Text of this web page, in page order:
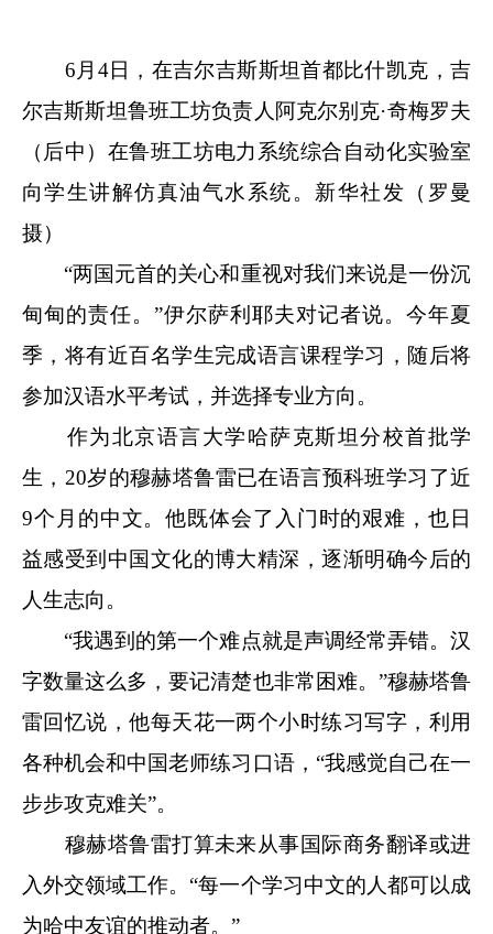
6月4日，在吉尔吉斯斯坦首都比什凯克，吉
尔吉斯斯坦鲁班工坊负责人阿克尔别克·奇梅罗夫
（后中）在鲁班工坊电力系统综合自动化实验室
向学生讲解仿真油气水系统。新华社发（罗曼
摄）
“两国元首的关心和重视对我们来说是一份沉
甸甸的责任。”伊尔萨利耶夫对记者说。今年夏
季，将有近百名学生完成语言课程学习，随后将
参加汉语水平考试，并选择专业方向。
作为北京语言大学哈萨克斯坦分校首批学
生，20岁的穆赫塔鲁雷已在语言预科班学习了近
9个月的中文。他既体会了入门时的艰难，也日
益感受到中国文化的博大精深，逐渐明确今后的
人生志向。
“我遇到的第一个难点就是声调经常弄错。汉
字数量这么多，要记清楚也非常困难。”穆赫塔鲁
雷回忆说，他每天花一两个小时练习写字，利用
各种机会和中国老师练习口语，“我感觉自己在一
步步攻克难关”。
穆赫塔鲁雷打算未来从事国际商务翻译或进
入外交领域工作。“每一个学习中文的人都可以成
为哈中友谊的推动者。”